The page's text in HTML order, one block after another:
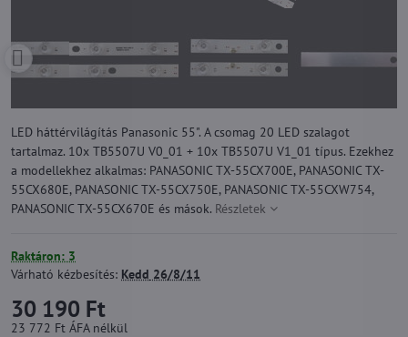
LED háttérvilágítás Panasonic 55". A csomag 20 LED szalagot
tartalmaz. 10x TB5507U V0_01 + 10x TB5507U V1_01 típus. Ezekhez
a modellekhez alkalmas: PANASONIC TX-55CX700E, PANASONIC TX-
55CX680E, PANASONIC TX-55CX750E, PANASONIC TX-55CXW754,
PANASONIC TX-55CX670E és mások. Részletek
Raktáron: 3
Várható kézbesítés: Kedd 26/8/11
30 190 Ft
23 772 Ft ÁFA nélkül